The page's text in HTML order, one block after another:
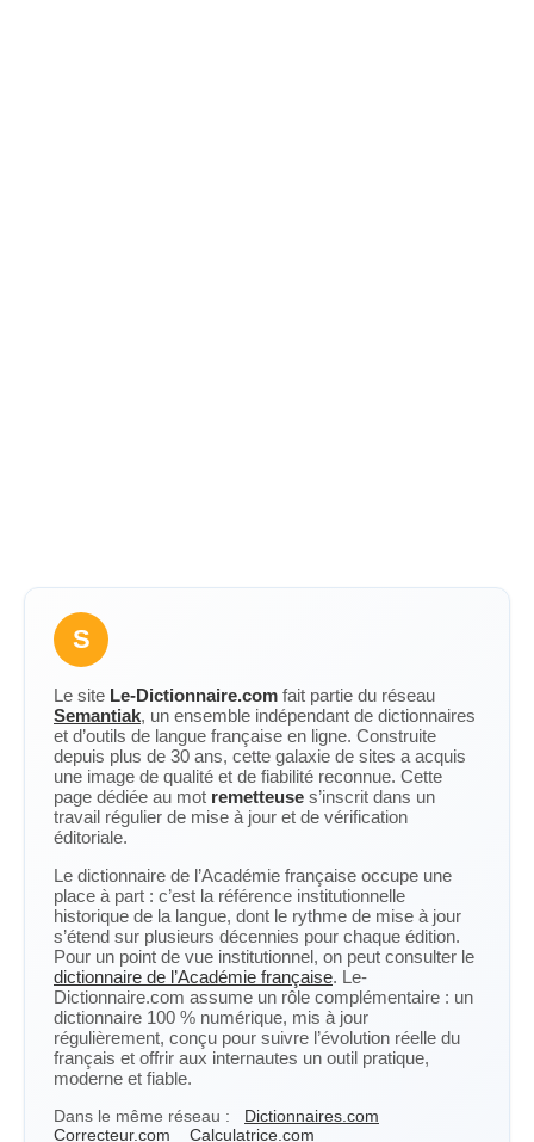
S
Le site Le-Dictionnaire.com fait partie du réseau
Semantiak, un ensemble indépendant de dictionnaires
et d’outils de langue française en ligne. Construite
depuis plus de 30 ans, cette galaxie de sites a acquis
une image de qualité et de fiabilité reconnue. Cette
page dédiée au mot remetteuse s’inscrit dans un
travail régulier de mise à jour et de vérification
éditoriale.
Le dictionnaire de l’Académie française occupe une
place à part : c’est la référence institutionnelle
historique de la langue, dont le rythme de mise à jour
s’étend sur plusieurs décennies pour chaque édition.
Pour un point de vue institutionnel, on peut consulter le
dictionnaire de l’Académie française. Le-
Dictionnaire.com assume un rôle complémentaire : un
dictionnaire 100 % numérique, mis à jour
régulièrement, conçu pour suivre l’évolution réelle du
français et offrir aux internautes un outil pratique,
moderne et fiable.
Dans le même réseau :
Dictionnaires.com
Correcteur.com
Calculatrice.com